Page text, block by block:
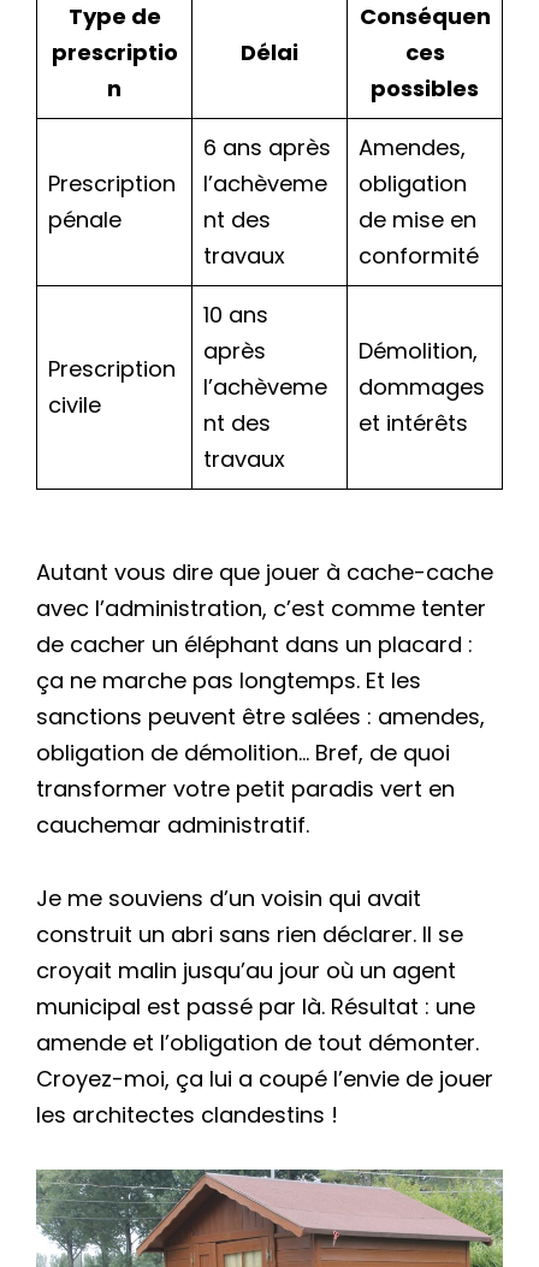
Type de
prescriptio
n
Délai
Conséquen
ces
possibles
Prescription
pénale
6 ans après
l’achèveme
nt des
travaux
Amendes,
obligation
de mise en
conformité
Prescription
civile
10 ans
après
l’achèveme
nt des
travaux
Démolition,
dommages
et intérêts
Autant vous dire que jouer à cache-cache
avec l’administration, c’est comme tenter
de cacher un éléphant dans un placard :
ça ne marche pas longtemps. Et les
sanctions peuvent être salées : amendes,
obligation de démolition… Bref, de quoi
transformer votre petit paradis vert en
cauchemar administratif.
Je me souviens d’un voisin qui avait
construit un abri sans rien déclarer. Il se
croyait malin jusqu’au jour où un agent
municipal est passé par là. Résultat : une
amende et l’obligation de tout démonter.
Croyez-moi, ça lui a coupé l’envie de jouer
les architectes clandestins !